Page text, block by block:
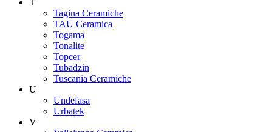
Tagina Ceramiche
TAU Ceramica
Togama
Tonalite
Topcer
Tubadzin
Tuscania Ceramiche
U
Undefasa
Urbatek
V